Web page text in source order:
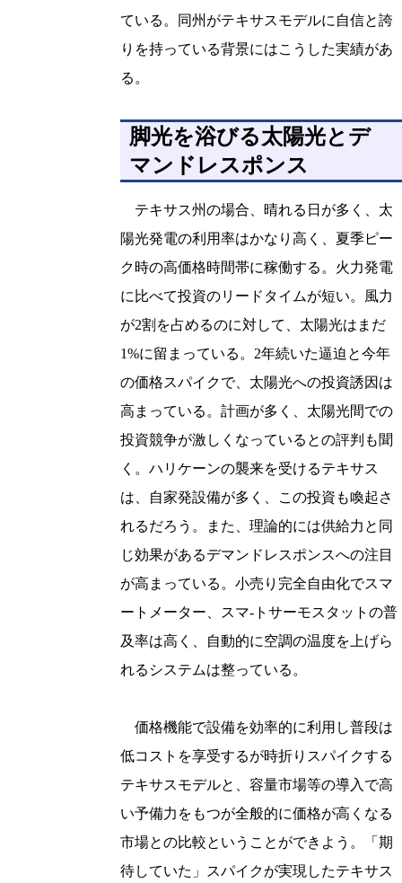
ている。同州がテキサスモデルに自信と誇
りを持っている背景にはこうした実績があ
る。
脚光を浴びる太陽光とデ
マンドレスポンス
テキサス州の場合、晴れる日が多く、太
陽光発電の利用率はかなり高く、夏季ピー
ク時の高価格時間帯に稼働する。火力発電
に比べて投資のリードタイムが短い。風力
が2割を占めるのに対して、太陽光はまだ
1%に留まっている。2年続いた逼迫と今年
の価格スパイクで、太陽光への投資誘因は
高まっている。計画が多く、太陽光間での
投資競争が激しくなっているとの評判も聞
く。ハリケーンの襲来を受けるテキサス
は、自家発設備が多く、この投資も喚起さ
れるだろう。また、理論的には供給力と同
じ効果があるデマンドレスポンスへの注目
が高まっている。小売り完全自由化でスマ
ートメーター、スマ-トサーモスタットの普
及率は高く、自動的に空調の温度を上げら
れるシステムは整っている。
価格機能で設備を効率的に利用し普段は
低コストを享受するが時折りスパイクする
テキサスモデルと、容量市場等の導入で高
い予備力をもつが全般的に価格が高くなる
市場との比較ということができよう。「期
待していた」スパイクが実現したテキサス